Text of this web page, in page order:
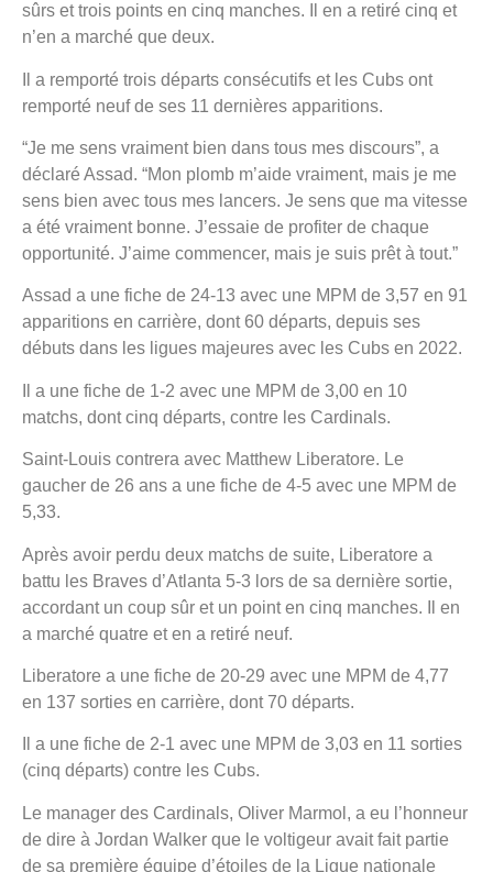
sûrs et trois points en cinq manches. Il en a retiré cinq et
n’en a marché que deux.
Il a remporté trois départs consécutifs et les Cubs ont
remporté neuf de ses 11 dernières apparitions.
“Je me sens vraiment bien dans tous mes discours”, a
déclaré Assad. “Mon plomb m’aide vraiment, mais je me
sens bien avec tous mes lancers. Je sens que ma vitesse
a été vraiment bonne. J’essaie de profiter de chaque
opportunité. J’aime commencer, mais je suis prêt à tout.”
Assad a une fiche de 24-13 avec une MPM de 3,57 en 91
apparitions en carrière, dont 60 départs, depuis ses
débuts dans les ligues majeures avec les Cubs en 2022.
Il a une fiche de 1-2 avec une MPM de 3,00 en 10
matchs, dont cinq départs, contre les Cardinals.
Saint-Louis contrera avec Matthew Liberatore. Le
gaucher de 26 ans a une fiche de 4-5 avec une MPM de
5,33.
Après avoir perdu deux matchs de suite, Liberatore a
battu les Braves d’Atlanta 5-3 lors de sa dernière sortie,
accordant un coup sûr et un point en cinq manches. Il en
a marché quatre et en a retiré neuf.
Liberatore a une fiche de 20-29 avec une MPM de 4,77
en 137 sorties en carrière, dont 70 départs.
Il a une fiche de 2-1 avec une MPM de 3,03 en 11 sorties
(cinq départs) contre les Cubs.
Le manager des Cardinals, Oliver Marmol, a eu l’honneur
de dire à Jordan Walker que le voltigeur avait fait partie
de sa première équipe d’étoiles de la Ligue nationale